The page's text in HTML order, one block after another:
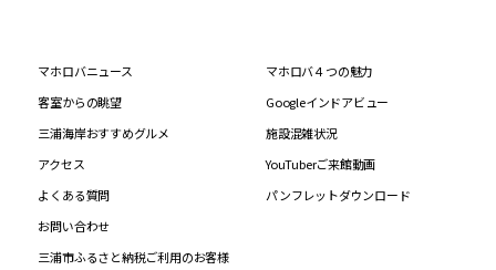
マホロバニュース
マホロバ４つの魅力
客室からの眺望
Googleインドアビュー
三浦海岸おすすめグルメ
施設混雑状況
アクセス
YouTuberご来館動画
よくある質問
パンフレットダウンロード
お問い合わせ
三浦市ふるさと納税ご利用のお客様